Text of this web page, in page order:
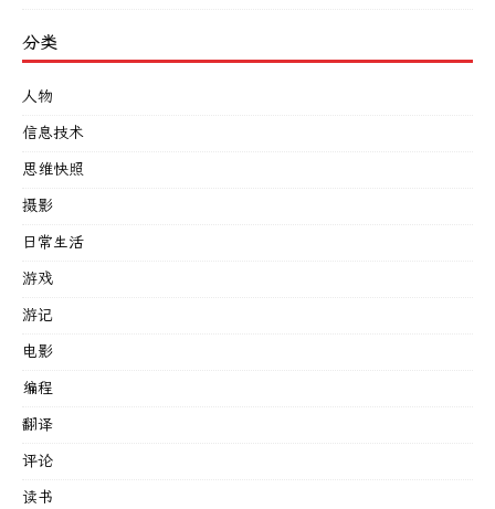
分类
人物
信息技术
思维快照
摄影
日常生活
游戏
游记
电影
编程
翻译
评论
读书